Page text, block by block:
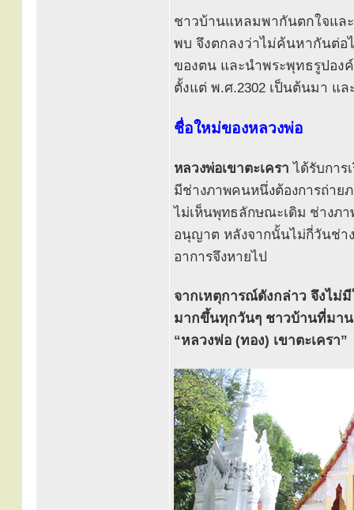
ชาวบ้านแหลมพากันตกใจแล
พบ จึงตกลงว่าไม่ค้นหากันต่อ
ของตน และนำพระพุทธรูปอง
ตั้งแต่ พ.ศ.2302 เป็นต้นมา แล
ชื่อใหม่ของหลวงพ่อ
หลวงพ่อเขาตะเครา ได้รับการ
มีช่างภาพคนหนึ่งต้องการถ่าย
ไม่เห็นพุทธลักษณะเดิม ช่างภ
อนุญาต หลังจากนั้นไม่กี่วันช่า
อาการจึงหายไป
จากเหตุการณ์ดังกล่าว จึงไม่
มากขึ้นทุกวันๆ ชาวบ้านที่มาน
“หลวงพ่อ (ทอง) เขาตะเครา”